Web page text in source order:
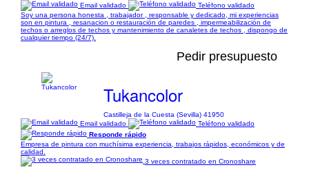
Email validado
Teléfono validado
Soy una persona honesta , trabajador , responsable y dedicado, mi experiencias
son en pintura , resanacion o restauración de paredes , impermeabilización de
techos o arreglos de techos y mantenimiento de canaletes de techos , dispongo de
cualquier tiempo (24/7).
Pedir presupuesto
Tukancolor
Castilleja de la Cuesta (Sevilla) 41950
Email validado
Teléfono validado
Responde rápido
Empresa de pintura con muchísima experiencia, trabajos rápidos, económicos y de
calidad.
3 veces contratado en Cronoshare